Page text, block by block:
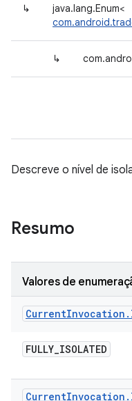
↳
java.lang.Enum<
↳
Descreve o nível de
Resumo
Valores de
CurrentInvocation .
FULLY_ISOLATED
CurrentInvocation .